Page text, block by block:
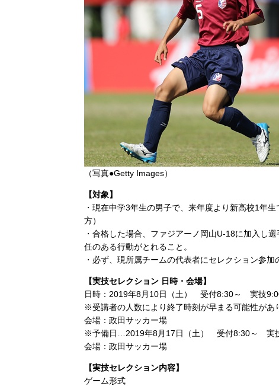
（写真●Getty Images）
【対象】
・現在中学3年生の男子で、来年度より新高校1年
方）
・合格した場合、ファジアーノ岡山U-18に加入し
任のある行動がとれること。
・必ず、現所属チームの代表者にセレクション参加
【実技セレクション 日時・会場】
日時：2019年8月10日（土） 受付8:30～ 実技
※受講者の人数により終了時刻が早まる可能性があ
会場：政田サッカー場
※予備日…2019年8月17日（土） 受付8:30～ 実
会場：政田サッカー場
【実技セレクション内容】
ゲーム形式